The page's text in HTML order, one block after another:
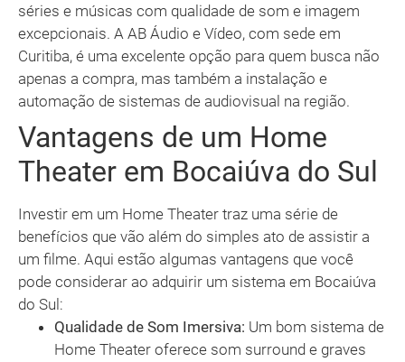
séries e músicas com qualidade de som e imagem
excepcionais. A AB Áudio e Vídeo, com sede em
Curitiba, é uma excelente opção para quem busca não
apenas a compra, mas também a instalação e
automação de sistemas de audiovisual na região.
Vantagens de um Home
Theater em Bocaiúva do Sul
Investir em um Home Theater traz uma série de
benefícios que vão além do simples ato de assistir a
um filme. Aqui estão algumas vantagens que você
pode considerar ao adquirir um sistema em Bocaiúva
do Sul:
Qualidade de Som Imersiva: Um bom sistema de
Home Theater oferece som surround e graves